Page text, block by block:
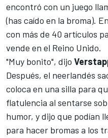
encontró con un juego
(has caído en la broma).
con más de 40 artículos
vende en el Reino Unido.
"Muy bonito", dijo
Después, el neerlandés
coloca en una silla para
flatulencia al sentarse
humor, y dijo que podían
para hacer bromas a los